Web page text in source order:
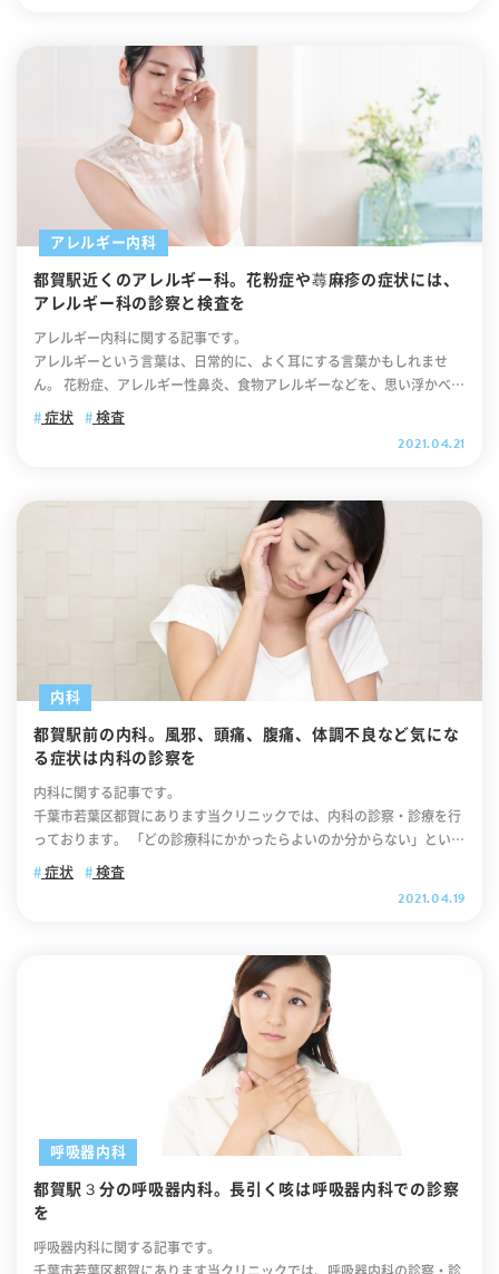
発症後1週間以内と、症状が治まった頃にもう1回の計2回、採血を行っ
て「インフルエンザウイルスに対する抗体ができているか」を調べま
す。ただし、結果が得られるまでに通常2週間程度かかるため、現在で
は、あまり行われていません。 一般的なインフルエンザの検査方法 イ
ンフルエンザの検査では、一般的には「迅速抗原検出キット」が使用さ
れます。この検査では、鼻の粘膜から採取するために綿棒が使用されま
す。なぜなら、インフルエンザウイルスは鼻から咽頭にかけての上気道
の粘膜に付着しやすいからです。もちろん、医療機関によっては喉から
採取するケースもありますが、喉から採取する方法は「鼻の奥からの採
取」と比べるとウイルスの検出率が低くなります。 そのため、一般的に
は鼻の奥に綿棒を入れて採取します。なお、迅速抗原検出キットでは、
採取した検体を含んだ綿棒を検査薬に浸し、その液体を検査キットに置
て解説しているサイト」でも同様の見解を述べております。 インフル
エンザの検査時期（タイミング） インフルエンザに感染すると、通常は
感染後1日から3日程度で症状が現れます。しかし、感染初期の段階では
ウイルス量が少ないため、検査で陰性となる可能性があります。そのた
め、正確な検査結果を得るためには、発熱してから12～24時間経過して
ンフルエンザの抗原を迅速に検出する診断法です。この検査では、鼻腔
からの検体採取を行い、約10分から15分で診断結果が得られます。イン
フルエンザ迅速検査は、通常のPCR検査よりも迅速に結果を得ることが
できるため、初期症状が現れた直後から感染の有無を迅速に確認できま
す。しかし、感染初期にはウイルス量が少ないため、偽陰性の可能性が
あることに留意する必要があります。また、インフルエンザ迅速検査で
は、インフルエンザに感染している場合に必ずしも陽性になるわけでは
ありません。それに検査陰性であっても、インフルエンザに感染してい
てインフルエンザ様症状を呈して受診された場合、検査が陰性であって
も臨床診断上、インフルエンザと診断されることがあります。 発熱の
ないインフルエンザについて インフルエンザは通常の風邪に比べ、「高
熱」と「全身症状」が特徴です。ただし、全ての方にインフルエンザの
症状が起こるわけではありません。風邪とほぼ同様のケースもあり、な
かには自分がインフルエンザに感染したことに気づかない方もいます(熱
に気づき、適切な対処をすることが非常に重要です。また、隠れインフ
ルの場合、通常のインフルエンザと比べて症状が軽いことが挙げられま
すので、「少しでもおかしい」と感じたら、早めに病院へ行くことが大
れている検査には「抗原検査」と「PCR検査」があります。以下、「抗
原検査」と「PCR検査」の違いです。 ＜抗原検査＞
＜PCR検査＞ 感染症名 新型コロナウ
イルス感染症 新型コロナウイルス感染症
インフルエンザ 検出するもの ウイルスを特徴づけるタンパク質
ウイルスを特徴づける遺伝子配列 メリット 検査結果が早
い 少ないウイルス量でも検出可能 デメリッ
ト ウイルス量が少ないと検出不可 検査結果が遅い 抗原
検査は、PCR検査に比べて結果が出るのが早いという利点があります。
しかし、一定のウイルス量がないと検出されないことがあります。した
クロン株に感染しました。81人の症状は以下の通りです。 オミクロン
株の症状 頻度 症状の持続期間 咳
83％ 4日 鼻水・鼻詰まり 78％ 4日 だるさ
74％ 4日 のどの痛み 7
2％ 3日 頭痛 68％ 2日 筋肉痛
58％ 2.5日 発熱 54％
2日 くしゃみ 43％ 3日 嗅覚異常
12％ 2日 食欲低下 33％ 3日 呼吸
苦 12％ 2日 味覚異常
うちいずれか 99％ 6日 国内で報告されている初期症状と同じ
く、大半が「発熱」「咳」「咽頭痛（のどの痛み）」などの風邪症状で
す。なお、オミクロン株の平均潜伏期間は約3日であったと報告されて
います。新型コロナウイルスでは感染してから発症するまでの期間（潜
伏期間）は約5日とされておりました。ですので、オミクロン株では従
（あくまで可能性です。オミクロン株はまだ未解明な部分がたくさんあ
ります）ノルウェーの感染状況やオミクロン株の症状については「Euro
クロン株に感染しても初期症状がない（無症状）の人もいます オミクロ
ン株は非常に感染力が強く危険なウイルスです。しかし、人によっては
感染しても初期症状がない（無症状）の場合もあります。例えば、厚生
労働省が発表した疫学調査では、109例のオミクロン株感染例のうち、2
9例が無症状であったと報告されております。ですので、無症状でもオ
ミクロン株に感染している可能性は十分に考えられます。なお、オミク
ロン株の疫学調査については「国立感染症研究所のホームページ」に記
載してありますので、ご興味のある方はご覧ください。 オミクロン株
の初期症状と風邪との違い オミクロン株の初期症状と風邪の症状はよく
似ております。そのため、自分の判断でオミクロン株と風邪の症状を見
分けることは非常に困難だと言えるでしょう。その上で、あえて違いを
申し上げるならば、風邪では「嗅覚異常」や「味覚異常」がみられるケ
「嗅覚異常」や「味覚異常」がみられる場合はオミクロン株感染の可能
性が高いと言えるでしょう。（嗅覚・味覚異常がなくてもオミクロン株
に感染している可能性は十分に考えられます。少しでも体調に異変を感
じましたら、速やかにかかりつけ医等身近な医療機関に電話で相談して
ミクロン株でも重症化し、肺炎を引き起こす可能性は十分にございま
す。（なかには後遺症に苦しむ方もいらっしゃいます）ですから、オミ
クロン株に感染しても「軽症で済む」とは考えないでください。オミク
ロン株の感染を抑えるためにも、引き続き感染予防対策を徹底しましょ
う。なお、オミクロン株の肺炎に関しては「東京新聞」でも取り上げて
おります。オミクロン株の怖さがよく分かりますので、ぜひご覧くださ
染した際の後遺症については、まだ明らかになっておりません。現在、
WHO（世界保健機関）は世界中の研究者と協力してオミクロン株に対
今後、より詳細なデータが発表されるでしょう。なお、オミクロン株の
最新情報は「厚生労働省のホームページ」にて随時アップされます。オ
ミクロン株の後遺症について気になる方はご覧ください。 オミクロン
は、そんなアレルギーが引き起こす『アレルギー疾患』についてご紹介
していきたいと思います。この記事を読めば、様々なアレルギー疾患の
ことがわかり、より理解が深まると思いますので、ぜひ最後までお付き
アレルギーってなに？ 2アレルギーのしくみを説明する前に 3アレルギ
ーのしくみ 4アレルギー疾患とは？ 5主なアレルギー疾患7つ 【アレル
ギー疾患1】気管支喘息 ＜気管支喘息の症状＞ 【アレルギー疾患2】ア
レルギー性鼻炎 ＜アレルギー性鼻炎の症状＞ 【アレルギー疾患3】アレ
ルギー性皮膚炎 ＜アレルギー性皮膚炎の症状＞ 【アレルギー疾患4】ア
レルギー性結膜炎 ＜アレルギー性結膜炎の症状＞ 【アレルギー疾患5】
食物アレルギー ＜食物アレルギーの症状＞ 【アレルギー疾患6】アナフ
ィラキシー ＜アナフィラキシーの症状＞ 【アレルギー疾患7】蕁麻疹 ＜
きる』ってことですね。 アレルギーのしくみを説明する前に アレル
ギーのしくみを簡単に説明すると、まずは原因となる物質から説明しま
た「アレルゲン」が体の中に入る。すると、体は異物とみなして排除し
ようとする免疫機能がはたらき、「IgE抗体」という物質が作られま
す。（この状態を「感作」といいます）。そして、感作が成立した後
に、再度アレルゲンが体内に入ると、IgE抗体がくっつき、マスト細胞
からヒスタミンなどの化学伝達物質が放出され、アレルギー症状を引き
起こしますのです。尚、アレルギーについてもっと詳しく知りたい方
は、アレルギー疾患について解説しているサイトをご覧ください。
アレルギー疾患とは？ アレルギー疾患とは、アレルギーが原因となって
起こる病気を言います。例えば、アトピー性皮膚炎、アレルギー性鼻
炎、アレルギー性結膜炎ですね。ひと口にアレルギー疾患といっても、
いですよとは言えません。詳しくはこれから説明していきますので、ぜ
ひすべてのアレルギー疾患に目を通してくださいね。 主なアレルギ
ー疾患7つ では、ここからは主なアレルギー疾患7つをご紹介していき
たいと思います。それぞれの症状や特徴を詳しく解説していきますの
慢性の炎症がおき、気道狭窄（気道がせまくなること）になる。その結
果、呼吸困難などを生じさせてしまう呼吸器系の病気です。 ＜気管支
呼吸困難を引き起こす。そのため、繰り返し咳や、ゼ―ゼーヒューヒュ
ー音がする喘鳴を引き起こします。気道狭窄は治療により元の状態に戻
りますが（自然に戻ることも）、治療をせずに放置すると、繰り返し起
きる炎症により、気道の構造が変化する可能性があります。そうなる
と、喘息症状はより起きやすくなり、重症化のリスクも高まるので、早
めに適切な診断を受けるようにしてください。気管支喘息の症状につい
てさらに詳しく知りたい方は、アレルギー疾患について説明しているサ
イトをご覧ください。 【アレルギー疾患2】アレルギー性鼻炎 2つ
目に紹介するアレルギー疾患は『アレルギー性鼻炎』です。このアレル
ギー疾患は、くしゃみと水性鼻汁、鼻閉を主な症状とする病気です。こ
のアレルギー疾患は、１年を通して鼻炎症状が認められる「通年性アレ
アレルギー内科
都賀駅近くのアレルギー科。花粉症や蕁麻疹の症状には、
アレルギー科の診察と検査を
アレルギー内科に関する記事です。
アレルギーという言葉は、日常的に、よく耳にする言葉かもしれませ
ん。 花粉症、アレルギー性鼻炎、食物アレルギーなどを、思い浮かべる
かたも多いのではないでしょうか。 今回は、アレルギー科の病気や診
認識して、体を守ろうとする機能が備わっています。これが、免疫とい
う仕組みです。 ある特定の異物に対して、それを排除しようとする免疫
反応が過剰に起こり、体に症状が引き起こされることを「アレルギー反
応」といいます。具体的には、皮膚や粘膜の腫れや、かゆみ、咳、くし
ゃみなどの症状が起こります。 アレルギーの病気としては、ぜん息、ア
トピー性皮膚炎、食物アレルギー、アレルギー性結膜炎、アレルギー性
鼻炎、花粉症などがあります。 アレルギーの病気は、年齢によって発症
しやすいアレルギーが異なるという特徴があり、多くの患者さまが、乳
児期にアトピー性皮膚炎を発症して、その後、食物アレルギー、ぜん
息、アレルギー性鼻炎、アレルギー性結膜炎というように発症していく
傾向があります。必ずしもすべての患者さまがこのような病気の流れに
なるわけではありませんが、さまざまなアレルギーの病気が年齢によっ
ゆみ、充血といった、不快な症状を引き起こします。 体がだるい、熱っ
ぽい、喉や顔、首がかゆい、イライラする、集中力の低下など、全身症
まざまな植物による花粉症は、ここ数十年で大きく増加しているといわ
れています。 花粉症は春先のイメージですが、夏や秋にも症状が現れる
人もいます。 花粉症の原因というと、スギやヒノキなどがすぐに思い浮
かびますが、それ以外にも、日本では、シラカンバ、ハンノキ、カモガ
ヤ、ブタクサ、ヨモギなど、およそ６０種類の花粉が、花粉症を引き起
係省庁が、さまざまな取り組みをしています。 花粉症が、社会的・経済
的にも大きな影響を及ぼしていることから、政府を挙げて対応すべき重
大な課題であるとして、文部科学省、厚生労働省、農林水産省、気象
庁、環境省などの関係省庁が連携を図りつつ、花粉症の原因の究明、予
粉症対策として、花粉飛散量の予測及び観測、関連する調査研究等を実
症状 検査
2021.04.21
内科
都賀駅前の内科。風邪、頭痛、腹痛、体調不良など気にな
る症状は内科の診察を
内科に関する記事です。
千葉市若葉区都賀にあります当クリニックでは、内科の診察・診療を行
っております。 「どの診療科にかかったらよいのか分からない」という
ことはありませんか？ 気になる症状があるとき、何科に行くべきか迷っ
ど、一般的でよくある症状や疾患に対応する診療科です。 日本における
開業医（内科）は総合診療医として位置付けられており、どんな症状の
初期治療にも対応するのが特徴です。 さまざまな症状や、患者さまの健
康上の不安に対して、広い視点から診察します。 内科は、呼吸器内科、
消化器内科、循環器内科、腎臓内科、内分泌内科、神経内科、糖尿病内
科など数多くの専門に分化していますが、風邪、頭痛、腹痛など、頻度
の高いよくある病気は、一般内科で対応します。 これらのよくある症状
の裏には、重大な病気が潜んでいることがあります。 疾患の緊急性や重
篤性、複数の疾患が背景にあるのか、どの治療を優先するのか、専門の
医療機関への連携など、多角的に判断していきます。 当クリニックで
は、日本内科学会認定内科医が、適切な診察と診療を行います。 日本内
科学会認定医制度概要 また、必要に応じて専門の医療機関をご紹介して
症状 検査
2021.04.19
呼吸器内科
都賀駅３分の呼吸器内科。長引く咳は呼吸器内科での診察
を
呼吸器内科に関する記事です。
千葉市若葉区都賀にあります当クリニックでは、呼吸器内科の診察・診